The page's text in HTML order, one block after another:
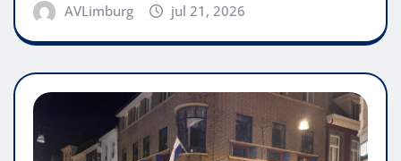
AVLimburg jul 21, 2026